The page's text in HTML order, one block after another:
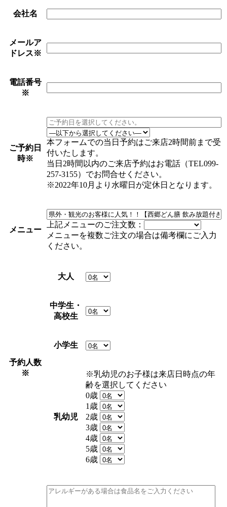
会社名
メールア
ドレス※
電話番号
※
ご予約日
時※
本フォームでの当日予約はご来店2時間前まで受
付いたします。
当日2時間以内のご来店予約はお電話（TEL099-
257-3155）でお問合せください。
※2022年10月より水曜日が定休日となります。
メニュー
上記メニューのご注文数：
メニューを複数ご注文の場合は備考欄にご入力
ください。
予約人数
※
大人
中学生・
高校生
小学生
乳幼児
※乳幼児のお子様は来店日時点の年
齢を選択してください
0歳
1歳
2歳
3歳
4歳
5歳
6歳